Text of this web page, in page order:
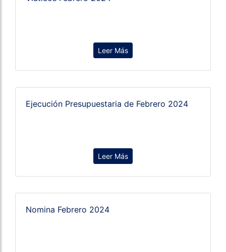
Leer Más
Ejecución Presupuestaria de Febrero 2024
Leer Más
Nomina Febrero 2024